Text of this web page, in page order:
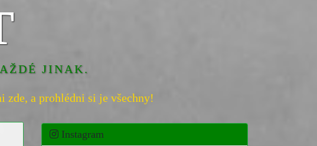
JINAK.
a prohlédni si je všechny!
Instagram